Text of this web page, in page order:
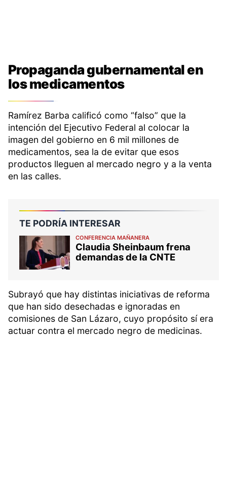
Propaganda gubernamental en
los medicamentos
Ramírez Barba calificó como “falso” que la
intención del Ejecutivo Federal al colocar la
imagen del gobierno en 6 mil millones de
medicamentos, sea la de evitar que esos
productos lleguen al mercado negro y a la venta
en las calles.
TE PODRÍA INTERESAR
CONFERENCIA MAÑANERA
Claudia Sheinbaum frena
demandas de la CNTE
Subrayó que hay distintas iniciativas de reforma
que han sido desechadas e ignoradas en
comisiones de San Lázaro, cuyo propósito sí era
actuar contra el mercado negro de medicinas.